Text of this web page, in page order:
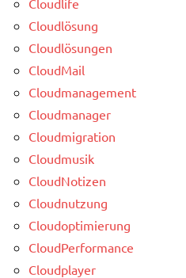
Cloudlösung
Cloudlösungen
CloudMail
Cloudmanagement
Cloudmanager
Cloudmigration
Cloudmusik
CloudNotizen
Cloudnutzung
Cloudoptimierung
CloudPerformance
Cloudplayer